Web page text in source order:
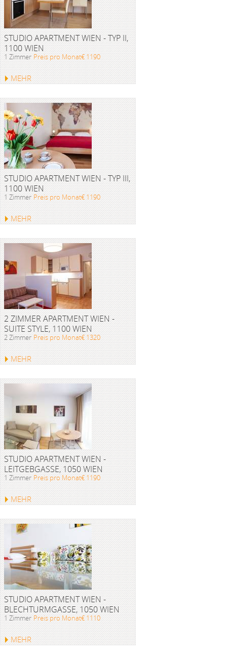
STUDIO APARTMENT WIEN - TYP II,
1100 WIEN
1 Zimmer Preis pro Monat€ 1190
MEHR
STUDIO APARTMENT WIEN - TYP III,
1100 WIEN
1 Zimmer Preis pro Monat€ 1190
MEHR
2 ZIMMER APARTMENT WIEN -
SUITE STYLE, 1100 WIEN
2 Zimmer Preis pro Monat€ 1320
MEHR
STUDIO APARTMENT WIEN -
LEITGEBGASSE, 1050 WIEN
1 Zimmer Preis pro Monat€ 1190
MEHR
STUDIO APARTMENT WIEN -
BLECHTURMGASSE, 1050 WIEN
1 Zimmer Preis pro Monat€ 1110
MEHR